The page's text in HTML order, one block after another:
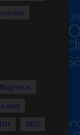
Negocios
SEO